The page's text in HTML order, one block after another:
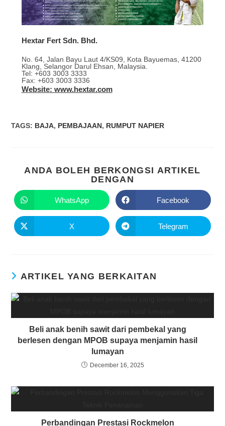
Hextar Fert Sdn. Bhd.
No. 64, Jalan Bayu Laut 4/KS09, Kota Bayuemas, 41200
Klang, Selangor Darul Ehsan, Malaysia.
Tel: +603 3003 3333
Fax: +603 3003 3336
Website: www.hextar.com
TAGS: BAJA, PEMBAJAAN, RUMPUT NAPIER
ANDA BOLEH BERKONGSI ARTIKEL
DENGAN
WhatsApp Facebook
X Telegram
ARTIKEL YANG BERKAITAN
Beli anak benih sawit dari pembekal yang
berlesen dengan MPOB supaya menjamin hasil
lumayan
December 16, 2025
Perbandingan Prestasi Rockmelon